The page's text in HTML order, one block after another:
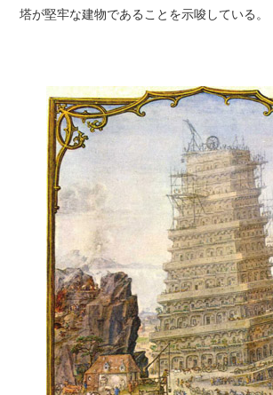
塔が堅牢な建物であることを示唆している。